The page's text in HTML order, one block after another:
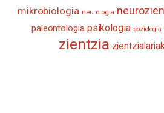
mikrobiologia neurologia
paleontologia psikologia soziologia
zientzia